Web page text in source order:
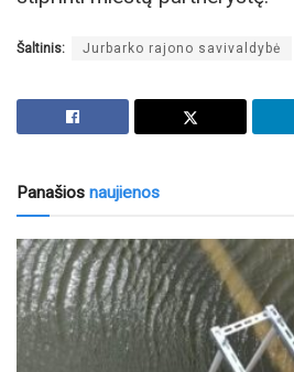
Šaltinis: Jurbarko rajono savivaldybė
Panašios naujienos